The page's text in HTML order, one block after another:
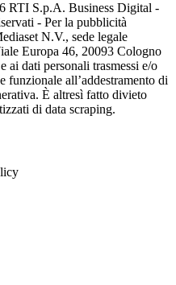
RTI S.p.A. Business Digital -
- Per la pubblicità
N.V., sede legale
Europa 46, 20093 Cologno
ai dati personali trasmessi e/o
all’addestramento di
È altresì fatto divieto
di data scraping.